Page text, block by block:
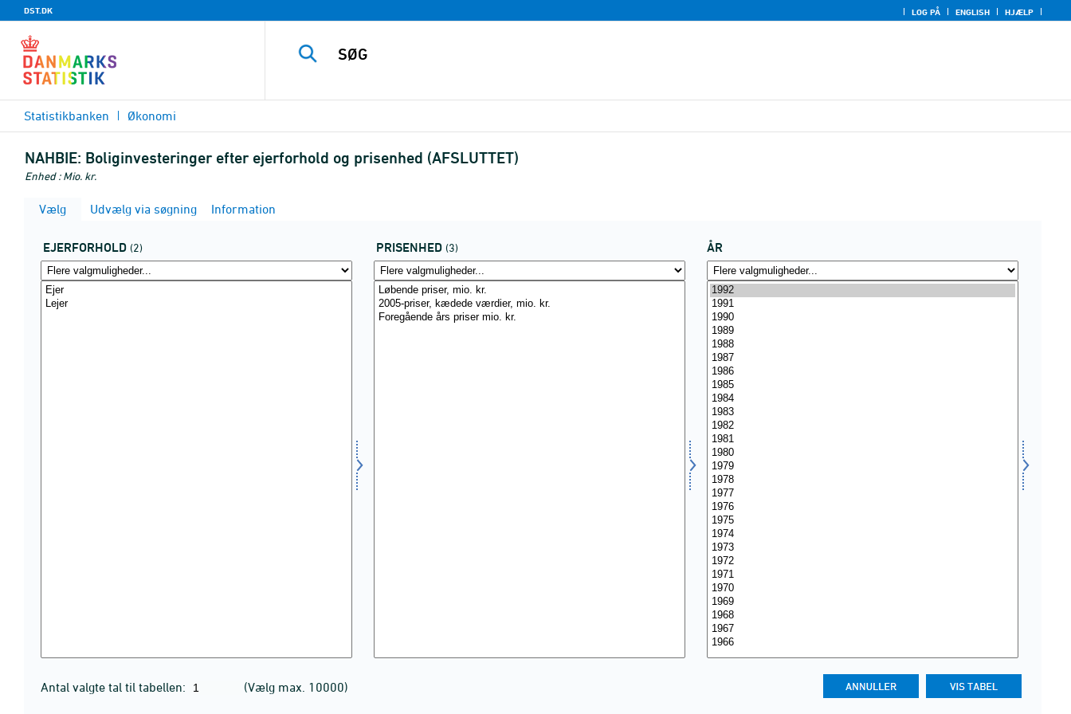
DST.DK LOG PÅ ENGLISH HJÆLP
Statistikbanken Økonomi
NAHBIE: Boliginvesteringer efter ejerforhold og prisenhed (AFSLUTTET)
Enhed : Mio. kr.
Vælg Udvælg via søgning Information
EJERFORHOLD (2) PRISENHED (3) ÅR
Antal valgte tal til tabellen: (Vælg max. 10000)